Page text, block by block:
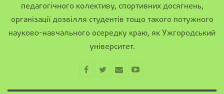
педагогічного колективу, спортивних досягнень,
організації дозвілля студентів тощо такого потужного
науково-навчального осередку краю, як Ужгородський
університет.